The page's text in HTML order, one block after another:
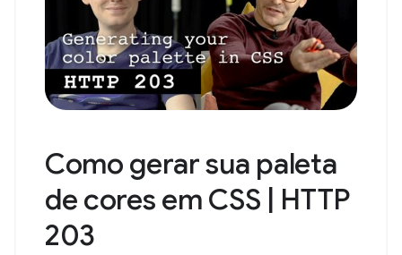
Como gerar sua paleta
de cores em CSS | HTTP
203